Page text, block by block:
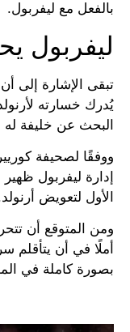
بالفعل مع ليفربول.
ليفربول
تبقى الإشارة إلى
يُدرك خسارته
البحث عن خليفة له
ووفقًا لصحيفة
إدارة ليفربول ظهير
الأول لتعويض
ومن المتوقع أن
أملًا في أن يتأقلم
بصورة كاملة في